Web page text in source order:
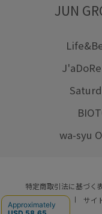
JUN
wa-syu
特定商取引法に基づく
ご利用規約
サイ